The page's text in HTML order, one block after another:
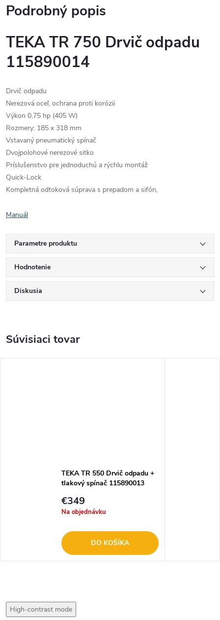
Podrobný popis
TEKA TR 750 Drvič odpadu
115890014
Drvič odpadu
Nerezová oceľ, ochrana proti korózii
Výkon 0,75 hp (405 W)
Rozmery: 185 x 318 mm
Vstavaný pneumatický spínač
Dvojpolohové nerezové sitko
Príslušenstvo pre jednoduchú a rýchlu montáž
Quick-Lock
Kompletná odtoková súprava s prepadom a sifón,
Manuál
Parametre produktu
Hodnotenie
Diskusia
Súvisiaci tovar
TEKA TR 550 Drvič odpadu +
tlakový spínač 115890013
€349
Na objednávku
DO KOŠÍKA
High-contrast mode